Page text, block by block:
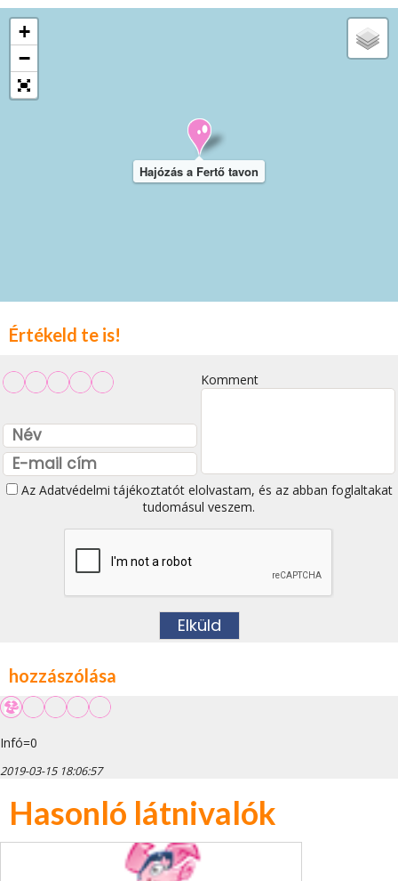
Hajózás a Fertő tavon
+
−
Értékeld te is!
Komment
Az Adatvédelmi tájékoztatótelolvastam, és az abban foglaltakat
tudomásul veszem.
hozzászólása
Infó=0
2019-03-15 18:06:57
Hasonló látnivalók